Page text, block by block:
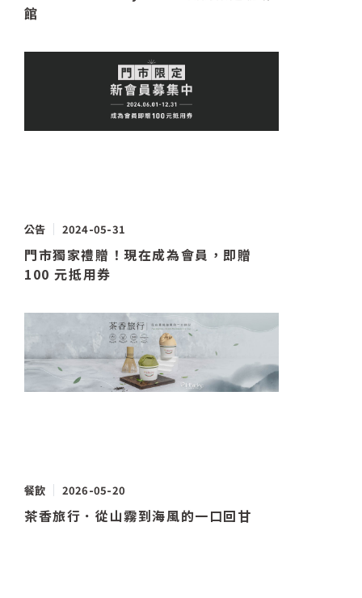
館
公告 2024-05-31
門市獨家禮贈！現在成為會員，即贈
100 元抵用券
餐飲 2026-05-20
茶香旅行．從山霧到海風的一口回甘